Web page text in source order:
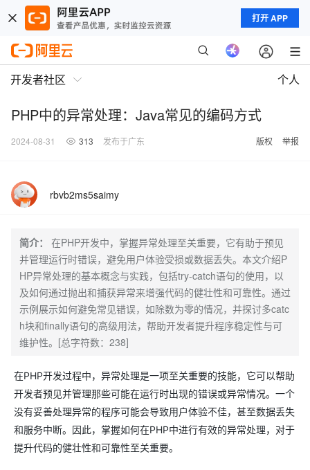
打开 APP
开发者社区 个人
PHP中的异常处理：Java常见的编码方式
2024-08-31 313 发布于广东 版权 举报
rbvb2ms5saimy
简介：
在PHP开发中，掌握异常处理至关重要，它有助于预见
并管理运行时错误，避免用户体验受损或数据丢失。本文介绍P
HP异常处理的基本概念与实践，包括try-catch语句的使用，以
及如何通过抛出和捕获异常来增强代码的健壮性和可靠性。通过
示例展示如何避免常见错误，如除数为零的情况，并探讨多catc
h块和finally语句的高级用法，帮助开发者提升程序稳定性与可
维护性。[总字符数：238]
在PHP开发过程中，异常处理是一项至关重要的技能，它可以帮助
开发者预见并管理那些可能在运行时出现的错误或异常情况。一个
没有妥善处理异常的程序可能会导致用户体验不佳，甚至数据丢失
和服务中断。因此，掌握如何在PHP中进行有效的异常处理，对于
提升代码的健壮性和可靠性至关重要。